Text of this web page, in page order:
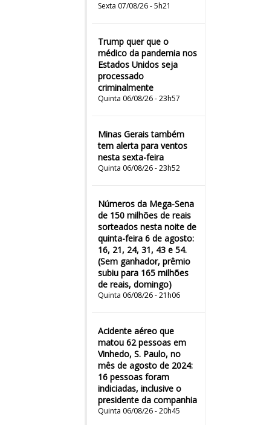
Sexta 07/08/26 - 5h21
Trump quer que o
médico da pandemia nos
Estados Unidos seja
processado
criminalmente
Quinta 06/08/26 - 23h57
Minas Gerais também
tem alerta para ventos
nesta sexta-feira
Quinta 06/08/26 - 23h52
Números da Mega-Sena
de 150 milhões de reais
sorteados nesta noite de
quinta-feira 6 de agosto:
16, 21, 24, 31, 43 e 54.
(Sem ganhador, prêmio
subiu para 165 milhões
de reais, domingo)
Quinta 06/08/26 - 21h06
Acidente aéreo que
matou 62 pessoas em
Vinhedo, S. Paulo, no
mês de agosto de 2024:
16 pessoas foram
indiciadas, inclusive o
presidente da companhia
Quinta 06/08/26 - 20h45